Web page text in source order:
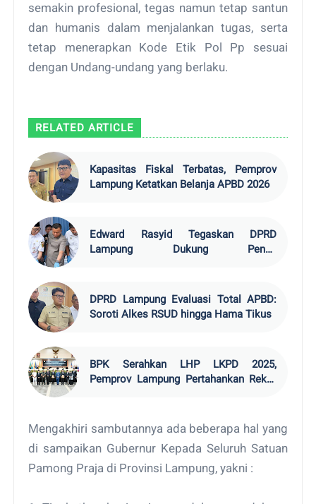
semakin profesional, tegas namun tetap santun
dan humanis dalam menjalankan tugas, serta
tetap menerapkan Kode Etik Pol Pp sesuai
dengan Undang-undang yang berlaku.
RELATED ARTICLE
Kapasitas Fiskal Terbatas, Pemprov
Lampung Ketatkan Belanja APBD 2026
Edward Rasyid Tegaskan DPRD
Lampung Dukung Penuh
DPRD Lampung Evaluasi Total APBD:
Soroti Alkes RSUD hingga Hama Tikus
BPK Serahkan LHP LKPD 2025,
Pemprov Lampung Pertahankan Rekor
Mengakhiri sambutannya ada beberapa hal yang
di sampaikan Gubernur Kepada Seluruh Satuan
Pamong Praja di Provinsi Lampung, yakni :